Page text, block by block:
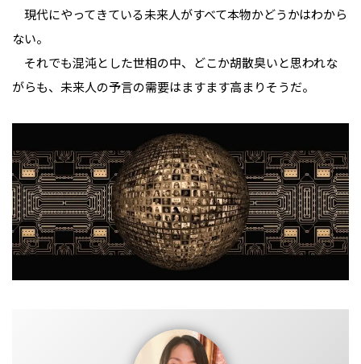
現代にやってきている未来人がすべて本物かどうかはわから
ない。
それでも混沌とした世相の中、どこか胡散臭いと思われな
がらも、未来人の予言の需要はますます高まりそうだ。